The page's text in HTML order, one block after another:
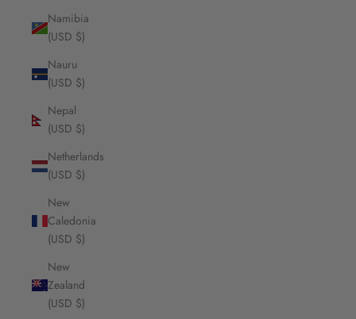
Namibia
(USD $)
Nauru
(USD $)
Nepal
(USD $)
Netherlands
(USD $)
New
Caledonia
(USD $)
New
Zealand
(USD $)